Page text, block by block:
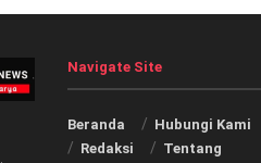
Navigate Site
Beranda Hubungi Kami
Redaksi
Tentang